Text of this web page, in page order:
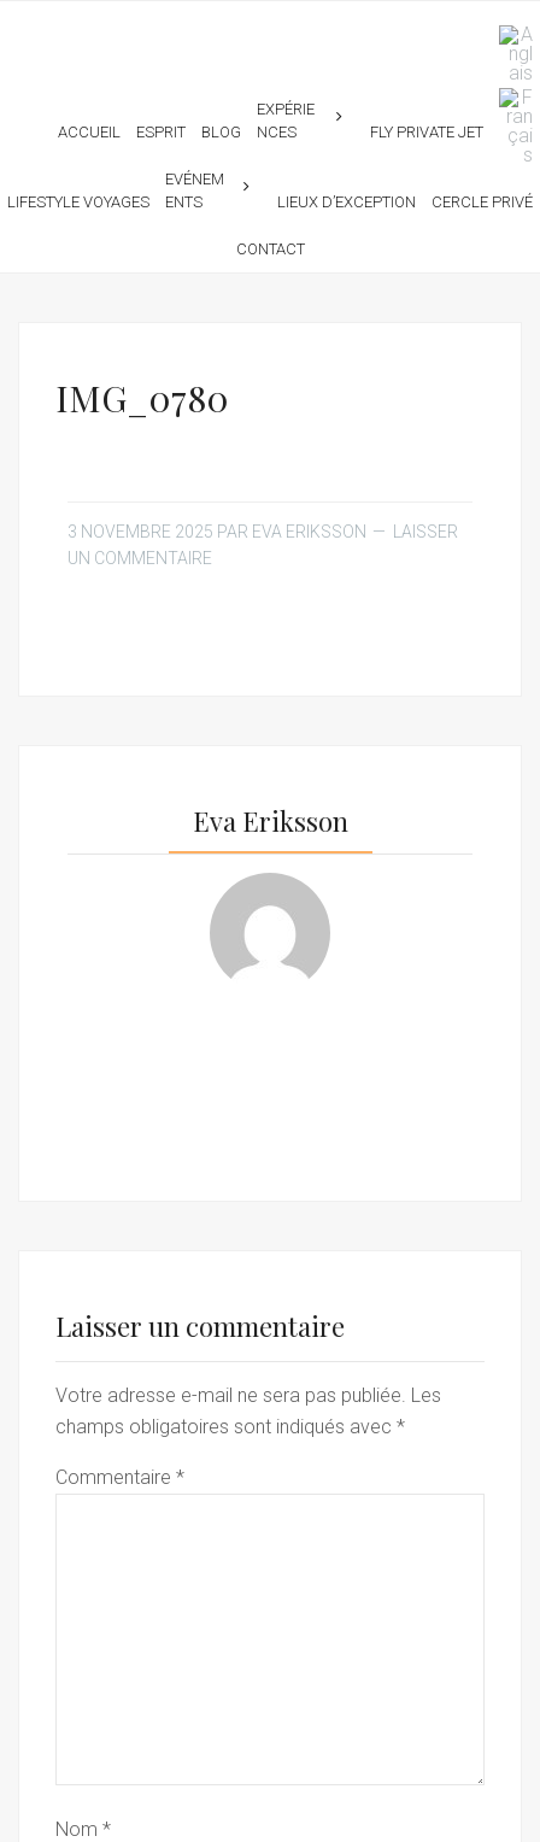
ACCUEIL ESPRIT BLOG
EXPÉRIE
NCES
FLY PRIVATE JET
LIFESTYLE VOYAGES
EVÉNEM
ENTS
LIEUX D’EXCEPTION CERCLE PRIVÉ
CONTACT
IMG_0780
3 NOVEMBRE 2025 PAR EVA ERIKSSON
LAISSER
UN COMMENTAIRE
Eva Eriksson
Laisser un commentaire
Votre adresse e-mail ne sera pas publiée. Les
champs obligatoires sont indiqués avec *
Commentaire *
Nom *